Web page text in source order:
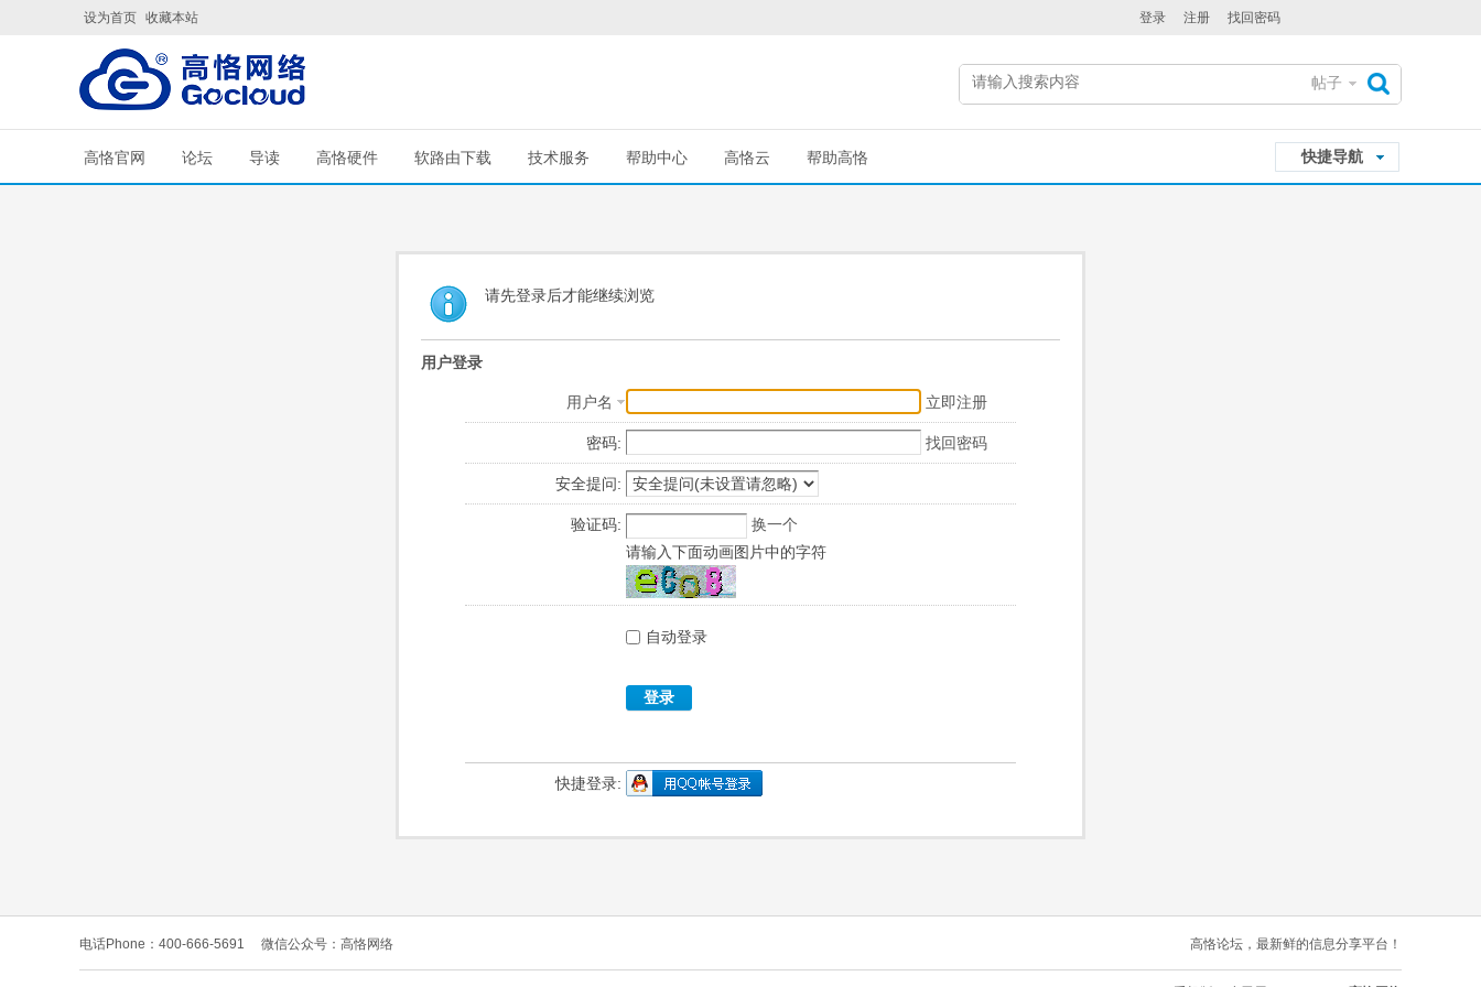
设为首页 收藏本站 登录 注册 找回密码
帖子
快捷导航
高恪官网 论坛 导读 高恪硬件 软路由下载 技术服务 帮助中心 高恪云 帮助高恪
请先登录后才能继续浏览
用户登录
用户名 立即注册
密码: 找回密码
安全提问:
验证码:
换一个
请输入下面动画图片中的字符
自动登录
登录
快捷登录:
电话Phone：400-666-5691 微信公众号：高恪网络 高恪论坛，最新鲜的信息分享平台！